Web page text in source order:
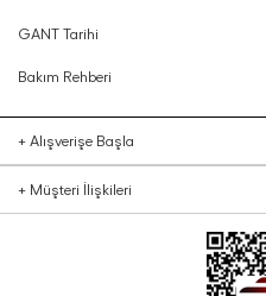
GANT Tarihi
Bakım Rehberi
+ Alışverişe Başla
+ Müşteri İlişkileri